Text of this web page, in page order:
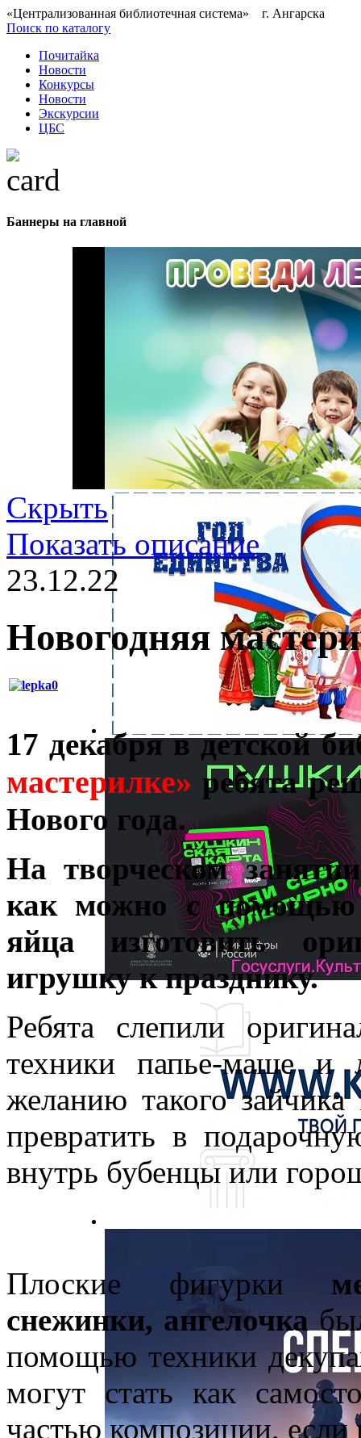
«Централизованная библиотечная система» г. Ангарска
Поиск по каталогу
Почитайка
Новости
Конкурсы
Новости
Экскурсии
ЦБС
Баннеры на главной
Скрыть
Показать описание
23.12.22
Новогодняя
17 декабря в детской
мастерилке» ребята
Нового года.
На творческом
как можно с помощью
яйца изготовить
игрушку к празднику.
Ребята слепили
техники папье-маше и
желанию такого
превратить в
внутрь бубенцы или
Плоские фигурки
снежинки, ангелочка
помощью техники
могут стать как
частью композиции, если